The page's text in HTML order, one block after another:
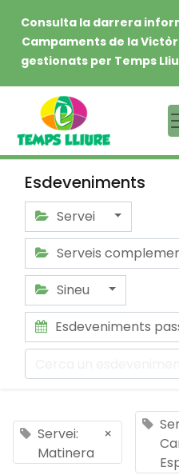
Consulta la darrera
Campaments de la
gestionats per Temps
Esdeveniments
Servei
Serveis
Sineu
Esdeveniments
Servei:
Matinera
×